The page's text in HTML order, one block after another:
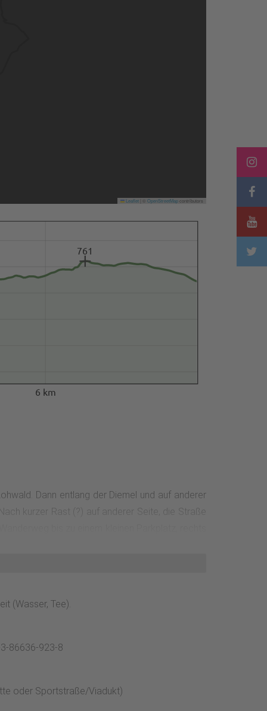
Leaflet OpenStreetMapcontributors
6 km
761
Dann entlang der Diemel und auf anderer
kurzer Rast (?) auf anderer Seite, die Straße
eigentliche Rundweg: im Uhrzeigersinn links
(Wasser, Tee).
86636-923-8
oder Sportstraße/Viadukt)